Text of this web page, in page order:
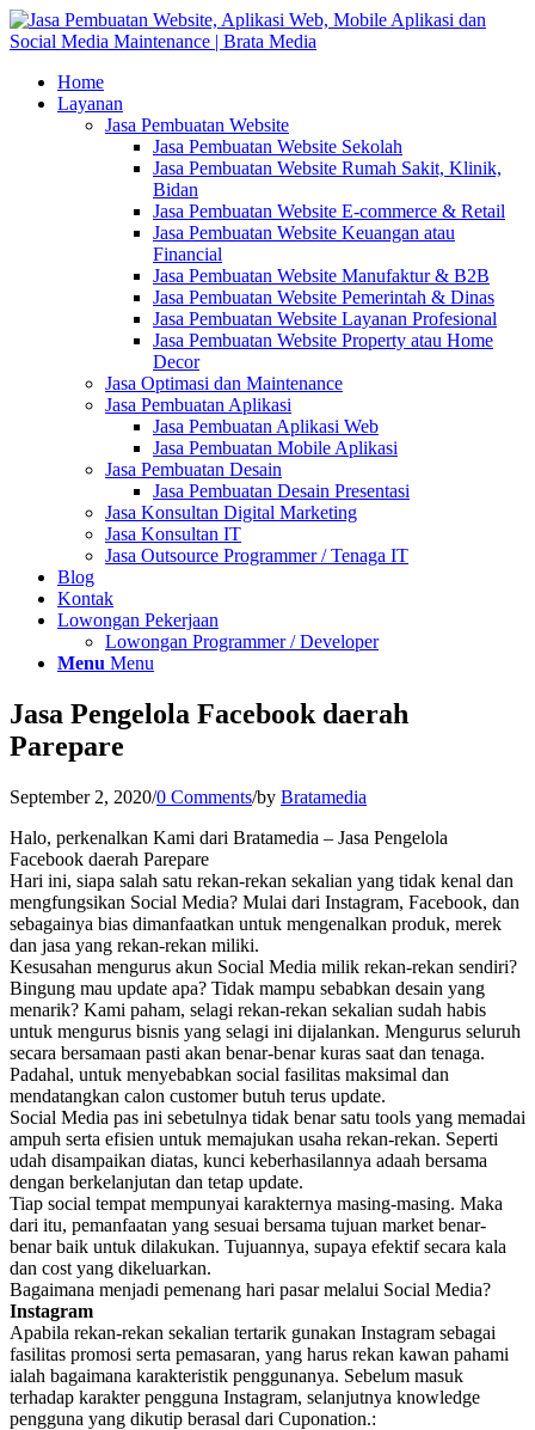
Home
Layanan
Jasa Pembuatan Website
Jasa Pembuatan Website Sekolah
Jasa Pembuatan Website Rumah Sakit, Klinik,
Bidan
Jasa Pembuatan Website E-commerce & Retail
Jasa Pembuatan Website Keuangan atau
Financial
Jasa Pembuatan Website Manufaktur & B2B
Jasa Pembuatan Website Pemerintah & Dinas
Jasa Pembuatan Website Layanan Profesional
Jasa Pembuatan Website Property atau Home
Decor
Jasa Optimasi dan Maintenance
Jasa Pembuatan Aplikasi
Jasa Pembuatan Aplikasi Web
Jasa Pembuatan Mobile Aplikasi
Jasa Pembuatan Desain
Jasa Pembuatan Desain Presentasi
Jasa Konsultan Digital Marketing
Jasa Konsultan IT
Jasa Outsource Programmer / Tenaga IT
Blog
Kontak
Lowongan Pekerjaan
Lowongan Programmer / Developer
Menu Menu
Jasa Pengelola Facebook daerah
Parepare
September 2, 2020/0 Comments/by Bratamedia
Halo, perkenalkan Kami dari Bratamedia – Jasa Pengelola
Facebook daerah Parepare
Hari ini, siapa salah satu rekan-rekan sekalian yang tidak kenal dan
mengfungsikan Social Media? Mulai dari Instagram, Facebook, dan
sebagainya bias dimanfaatkan untuk mengenalkan produk, merek
dan jasa yang rekan-rekan miliki.
Kesusahan mengurus akun Social Media milik rekan-rekan sendiri?
Bingung mau update apa? Tidak mampu sebabkan desain yang
menarik? Kami paham, selagi rekan-rekan sekalian sudah habis
untuk mengurus bisnis yang selagi ini dijalankan. Mengurus seluruh
secara bersamaan pasti akan benar-benar kuras saat dan tenaga.
Padahal, untuk menyebabkan social fasilitas maksimal dan
mendatangkan calon customer butuh terus update.
Social Media pas ini sebetulnya tidak benar satu tools yang memadai
ampuh serta efisien untuk memajukan usaha rekan-rekan. Seperti
udah disampaikan diatas, kunci keberhasilannya adaah bersama
dengan berkelanjutan dan tetap update.
Tiap social tempat mempunyai karakternya masing-masing. Maka
dari itu, pemanfaatan yang sesuai bersama tujuan market benar-
benar baik untuk dilakukan. Tujuannya, supaya efektif secara kala
dan cost yang dikeluarkan.
Bagaimana menjadi pemenang hari pasar melalui Social Media?
Instagram
Apabila rekan-rekan sekalian tertarik gunakan Instagram sebagai
fasilitas promosi serta pemasaran, yang harus rekan kawan pahami
ialah bagaimana karakteristik penggunanya. Sebelum masuk
terhadap karakter pengguna Instagram, selanjutnya knowledge
pengguna yang dikutip berasal dari Cuponation.: